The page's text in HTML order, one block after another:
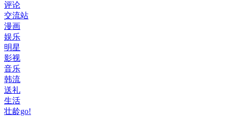
评论
交流站
漫画
娱乐
明星
影视
音乐
韩流
送礼
生活
壮龄go!